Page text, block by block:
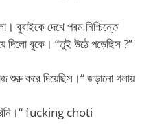
বুবাইকে দেখে পরম নিশ্চিন্তে
দিলো বুকে। “তুই উঠে পড়েছিস ?”
শুরু করে দিয়েছিস।“ জড়ানো গলায়
fucking choti